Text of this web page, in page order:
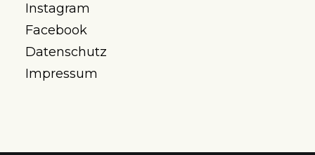
Instagram
Facebook
Datenschutz
Impressum